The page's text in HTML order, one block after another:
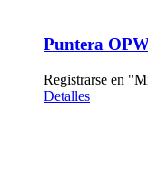
Puntera
Registrarse en
Detalles